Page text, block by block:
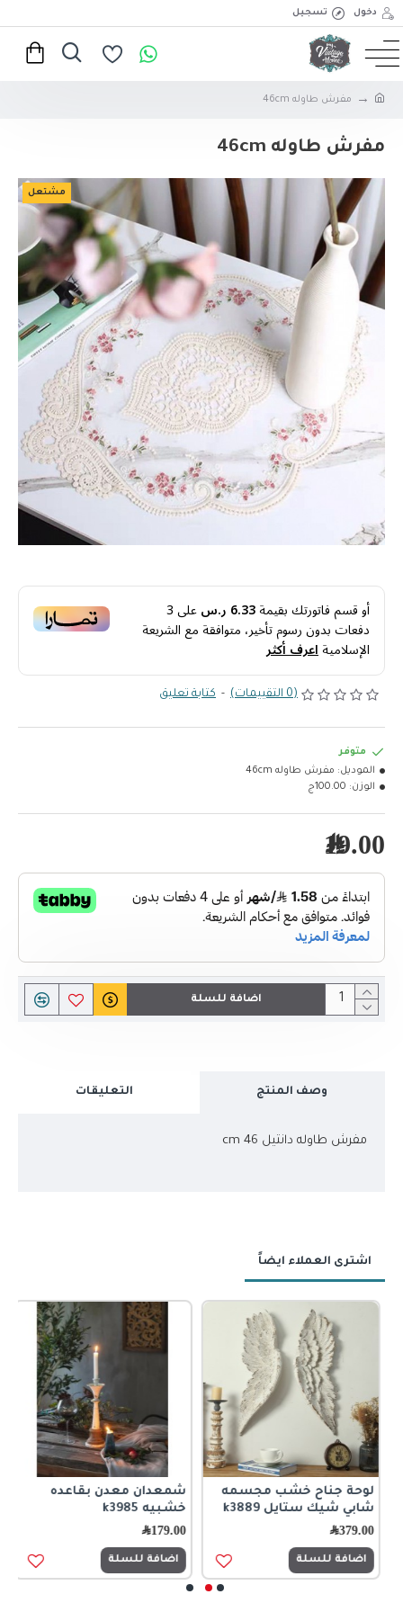
دخول تسجيل
مفرش طاوله 46cm
مفرش طاوله 46cm
مشتعل
أو قسم فاتورتك بقيمة6.33 ر.س على3
دفعات بدون رسوم تأخير، متوافقة مع الشريعة
الإسلاميةاعرف أكثر
(0 التقييمات) - كتابة تعليق
19.00﷼
متوفر
الموديل: مفرش طاوله 46cm
الوزن: 100.00ج
اضافة للسلة
وصف المنتج التعليقات
مفرش طاوله دانتيل 46 cm
اشترى العملاء ايضاً
لوحة جناح خشب مجسمه
شابي شيك ستايل k3889
379.00﷼
اضافة للسلة
شمعدان معدن بقاعده
خشبيه k3985
179.00﷼
اضافة للسلة